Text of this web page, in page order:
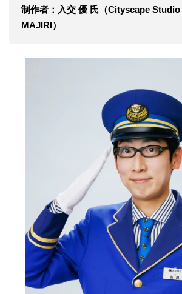
制作者：入交 優 氏（Cityscape
MAJIRI）